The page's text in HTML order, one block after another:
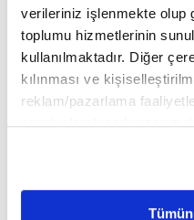
verileriniz işlenmekte olup
toplumu hizmetlerinin
kullanılmaktadır. Diğer
kılınması ve
reklam/pazarlama
sınırlı olarak açık rızanız
belirleyebilirsiniz.
Ayarlar butonuna
Metnimizi ziyaret